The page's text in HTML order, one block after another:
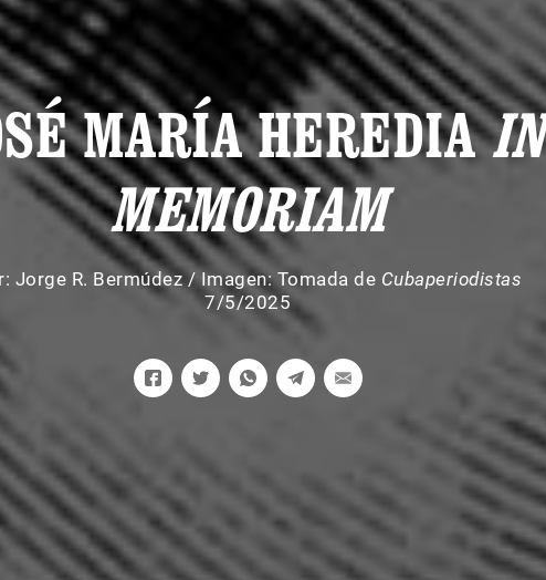
MARÍA HEREDIAIN
MEMORIAM
Jorge R. Bermúdez / Imagen: Tomada de Cubaperiodistas
7/5/2025